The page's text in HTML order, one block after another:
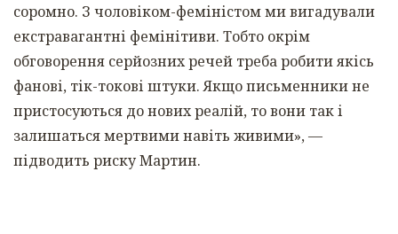
соромно. З чоловіком-феміністом ми вигадували
екстравагантні фемінітиви. Тобто окрім
обговорення серйозних речей треба робити якісь
фанові, тік-токові штуки. Якщо письменники не
пристосуються до нових реалій, то вони так і
залишаться мертвими навіть живими», —
підводить риску Мартин.